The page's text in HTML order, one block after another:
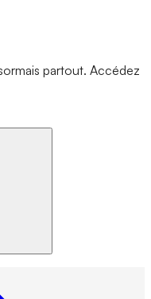
partout. Accédez